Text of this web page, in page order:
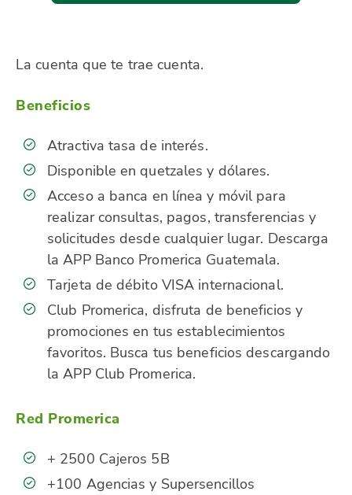
La cuenta que te trae cuenta.
Beneficios
Atractiva tasa de interés.
Disponible en quetzales y dólares.
Acceso a banca en línea y móvil para
realizar consultas, pagos, transferencias y
solicitudes desde cualquier lugar. Descarga
la APP Banco Promerica Guatemala.
Tarjeta de débito VISA internacional.
Club Promerica, disfruta de beneficios y
promociones en tus establecimientos
favoritos. Busca tus beneficios descargando
la APP Club Promerica.
Red Promerica
+ 2500 Cajeros 5B
+100 Agencias y Supersencillos